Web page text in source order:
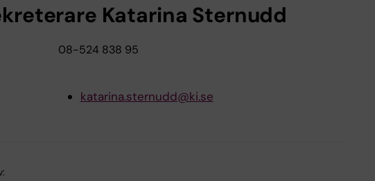
Katarina Sternudd
08-524 838 95
katarina.sternudd@ki.se